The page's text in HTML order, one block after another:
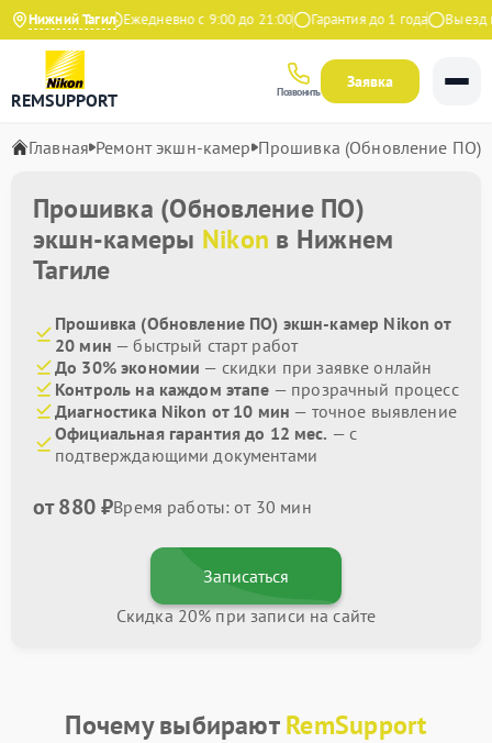
Нижний Тагил
4.9 на Яндекс Ежедневно с 9:00 до 21:00 Гарантия до 1 года Выезд
REMSUPPORT Позвонить
Заявка
Главная Ремонт экшн-камер Прошивка (Обновление ПО)
Прошивка (Обновление ПО)
экшн-камеры Nikon в Нижнем
Тагиле
Прошивка (Обновление ПО) экшн-камер Nikon от
20 мин — быстрый старт работ
До 30% экономии — скидки при заявке онлайн
Контроль на каждом этапе — прозрачный процесс
Диагностика Nikon от 10 мин — точное выявление
Официальная гарантия до 12 мес. — с
подтверждающими документами
от 880 ₽Время работы: от 30 мин
Записаться
Скидка 20% при записи на сайте
Почему выбираютRemSupport